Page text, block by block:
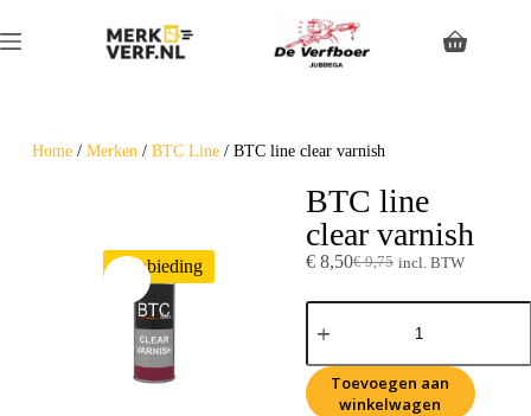
Home/ Merken/ BTC Line/ BTC line clear varnish
Aanbieding
BTC line
clear varnish
€9,75
€8,50 incl. BTW
Toevoegen aan
winkelwagen